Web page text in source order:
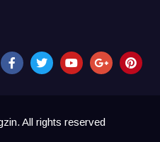
All rights reserved